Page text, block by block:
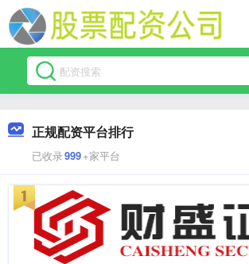
正规配资平台排行
已收录999+家平台